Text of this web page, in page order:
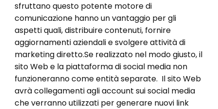
sfruttano questo potente motore di
comunicazione hanno un vantaggio per gli
aspetti quali, distribuire contenuti, fornire
aggiornamenti aziendali e svolgere attività di
marketing diretto.Se realizzato nel modo giusto, il
sito Web e la piattaforma di social media non
funzioneranno come entità separate. Il sito Web
avrà collegamenti agli account sui social media
che verranno utilizzati per generare nuovi link